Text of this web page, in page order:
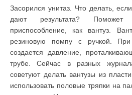
Засорился унитаз. Что делать,
дают результата? Поможет
приспособление, как вантуз.
резиновую помпу с ручкой.
создается давление,
трубе. Сейчас в разных
советуют делать вантузы из
использовать половые тряпки на